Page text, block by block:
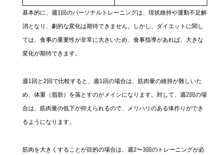
基本的に、週1回のパーソナルトレーニングは、現状維持や運動不足解
消となり、劇的な変化は期待できません。しかし、ダイエットに関し
ては、食事の重要性が非常に大きいため、食事指導があれば、大きな
変化が期待できます。
週1回と2回で比較すると、週1回の場合は、筋肉量の維持が難しいた
め、体重（脂肪）を落とすのがメインになります。対して、週2回の場
合は、筋肉量の低下が抑えられるので、メリハリのある体作りができ
るようになります。
筋肉を大きくすることが目的の場合は、週2〜3回のトレーニングが必